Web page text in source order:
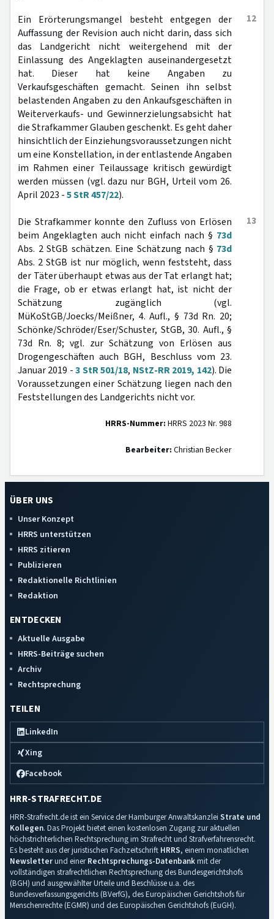
12
Ein Erörterungsmangel besteht entgegen der
Auffassung der Revision auch nicht darin, dass sich
das Landgericht nicht weitergehend mit der
Einlassung des Angeklagten auseinandergesetzt
hat. Dieser hat keine Angaben zu
Verkaufsgeschäften gemacht. Seinen ihn selbst
belastenden Angaben zu den Ankaufsgeschäften in
Weiterverkaufs- und Gewinnerzielungsabsicht hat
die Strafkammer Glauben geschenkt. Es geht daher
hinsichtlich der Einziehungsvoraussetzungen nicht
um eine Konstellation, in der entlastende Angaben
im Rahmen einer Teilaussage kritisch gewürdigt
werden müssen (vgl. dazu nur BGH, Urteil vom 26.
April 2023 -5 StR 457/22).
13
Die Strafkammer konnte den Zufluss von Erlösen
beim Angeklagten auch nicht einfach nach § 73d
Abs. 2 StGB schätzen. Eine Schätzung nach § 73d
Abs. 2 StGB ist nur möglich, wenn feststeht, dass
der Täter überhaupt etwas aus der Tat erlangt hat;
die Frage, ob er etwas erlangt hat, ist nicht der
Schätzung zugänglich (vgl.
MüKoStGB/Joecks/Meißner, 4. Aufl., § 73d Rn. 20;
Schönke/Schröder/Eser/Schuster, StGB, 30. Aufl., §
73d Rn. 8; vgl. zur Schätzung von Erlösen aus
Drogengeschäften auch BGH, Beschluss vom 23.
Januar 2019 -3 StR 501/18, NStZ-RR 2019, 142). Die
Voraussetzungen einer Schätzung liegen nach den
Feststellungen des Landgerichts nicht vor.
HRRS-Nummer: HRRS 2023 Nr. 988
Bearbeiter: Christian Becker
ÜBER UNS
Unser Konzept
HRRS unterstützen
HRRS zitieren
Publizieren
Redaktionelle Richtlinien
Redaktion
ENTDECKEN
Aktuelle Ausgabe
HRRS-Beiträge suchen
Archiv
Rechtsprechung
TEILEN
LinkedIn
Xing
Facebook
HRR-STRAFRECHT.DE
HRR-Strafrecht.de ist ein Service der Hamburger Anwaltskanzlei Strate und
Kollegen. Das Projekt bietet einen kostenlosen Zugang zur aktuellen
höchstrichterlichen Rechtsprechung im Strafrecht und Strafverfahrensrecht.
Es besteht aus der juristischen Fachzeitschrift HRRS, einem monatlichen
Newsletterund einerRechtsprechungs-Datenbankmit der
vollständigen strafrechtlichen Rechtsprechung des Bundesgerichtshofs
(BGH) und ausgewählter Urteile und Beschlüsse u.a. des
Bundesverfassungsgerichts (BVerfG), des Europäischen Gerichtshofs für
Menschenrechte (EGMR) und des Europäischen Gerichtshofs (EuGH).